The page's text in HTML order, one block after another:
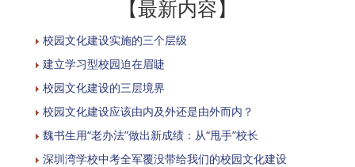
【最新内容】
校园文化建设实施的三个层级
建立学习型校园迫在眉睫
校园文化建设的三层境界
校园文化建设应该由内及外还是由外而内？
魏书生用“老办法”做出新成绩：从“甩手”校长
深圳湾学校中考全军覆没带给我们的校园文化建设